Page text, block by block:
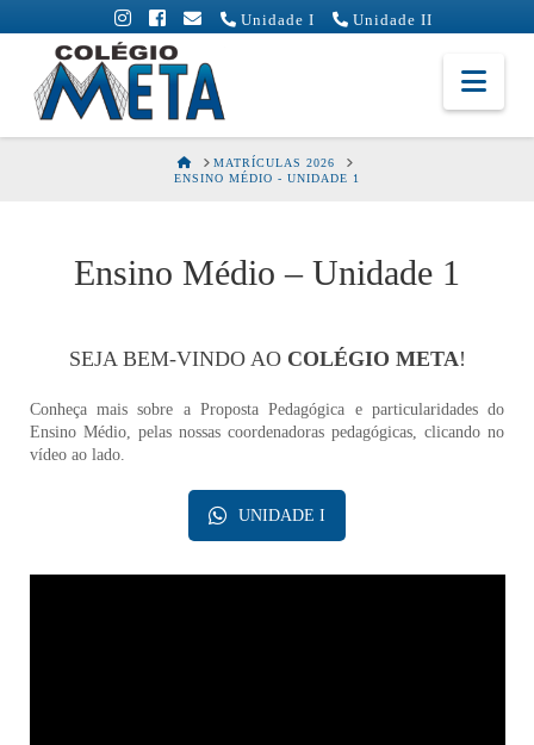
Unidade I Unidade II
Colégio
Meta
HOMEMATRÍCULAS 2026
ENSINO MÉDIO - UNIDADE 1
Ensino Médio – Unidade 1
SEJA BEM-VINDO AO COLÉGIO META!
Conheça mais sobre a Proposta Pedagógica e particularidades do
Ensino Médio, pelas nossas coordenadoras pedagógicas, clicando no
vídeo ao lado.
UNIDADE I